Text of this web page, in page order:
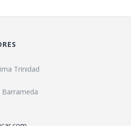
Trinidad
Barrameda